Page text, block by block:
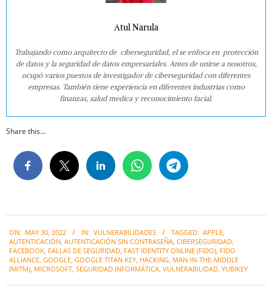
Atul Narula
Trabajando como arquitecto de ciberseguridad, el se enfoca en protección
de datos y la seguridad de datos empresariales. Antes de unirse a nosotros,
ocupó varios puestos de investigador de ciberseguridad con diferentes
empresas. También tiene experiencia en diferentes industrias como
finanzas, salud medica y reconocimiento facial.
Share this...
05-
30
ON: MAY 30, 2022 IN: VULNERABILIDADES TAGGED: APPLE
AUTENTICACIÓN AUTENTICACIÓN SIN CONTRASEÑA CIBERSEGURIDAD
FACEBOOK FALLAS DE SEGURIDAD FAST IDENTITY ONLINE (FIDO) FIDO
ALLIANCE GOOGLE GOOGLE TITAN KEY HACKING MAN-IN-THE-MIDDLE
(MITM) MICROSOFT SEGURIDAD INFORMÁTICA VULNERABILIDAD YUBIKEY